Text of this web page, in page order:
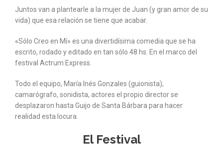
Juntos van a plantearle a la mujer de Juan (y gran amor de su
vida) que esa relación se tiene que acabar.
«Sólo Creo en Mí» es una divertidísima comedia que se ha
escrito, rodado y editado en tan sólo 48 hs. En el marco del
festival Actrum Express.
Todo el equipo, María Inés Gonzales (guionista),
camarógrafo, sonidista, actores el propio director se
desplazaron hasta Guijo de Santa Bárbara para hacer
realidad esta locura.
El Festival